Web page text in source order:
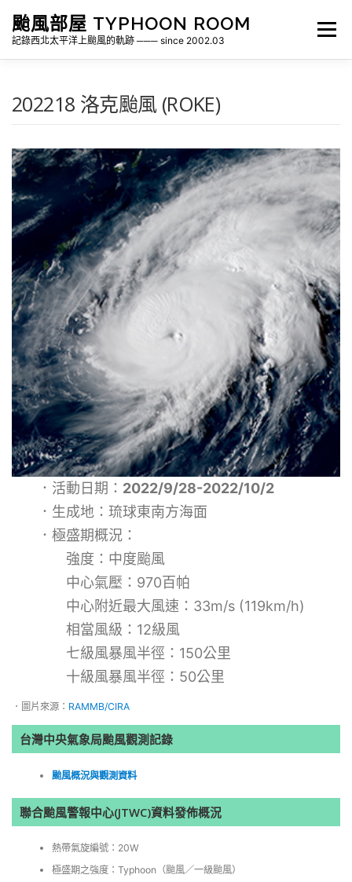
颱風部屋 TYPHOON ROOM
記錄西北太平洋上颱風的軌跡 ─── since 2002.03
選單
各地瞬間風速紀錄 侵台颱風新聞剪報 氣象相關資源
202218 洛克颱風 (ROKE)
．活動日期： 2022/9/28-2022/10/2
．生成地：琉球東南方海面
．極盛期概況：
強度：中度颱風
中心氣壓：970百帕
中心附近最大風速：33m/s (119km/h)
相當風級：12級風
七級風暴風半徑：150公里
十級風暴風半徑：50公里
．圖片來源： RAMMB/CIRA
台灣中央氣象局颱風觀測記錄
颱風概況與觀測資料
聯合颱風警報中心(JTWC)資料發佈概況
熱帶氣旋編號：20W
極盛期之強度：Typhoon（颱風／一級颱風）